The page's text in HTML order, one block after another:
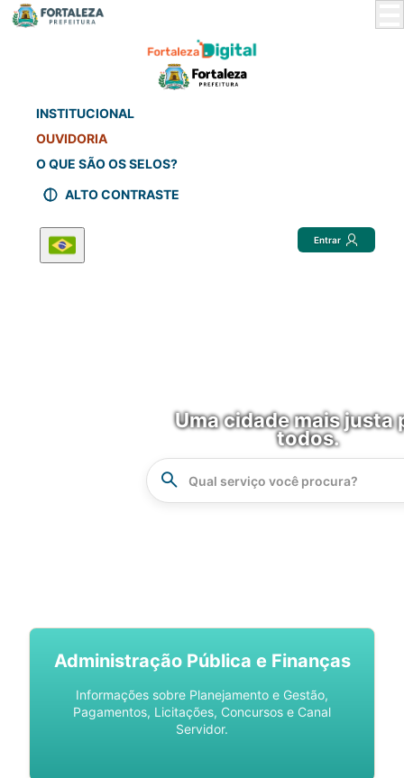
INSTITUCIONAL
OUVIDORIA
O QUE SÃO OS SELOS?
ALTO CONTRASTE
Entrar
Uma cidade mais justa
todos.
Administração Pública e Finanças
Informações sobre Planejamento e Gestão,
Pagamentos, Licitações, Concursos e Canal
Servidor.